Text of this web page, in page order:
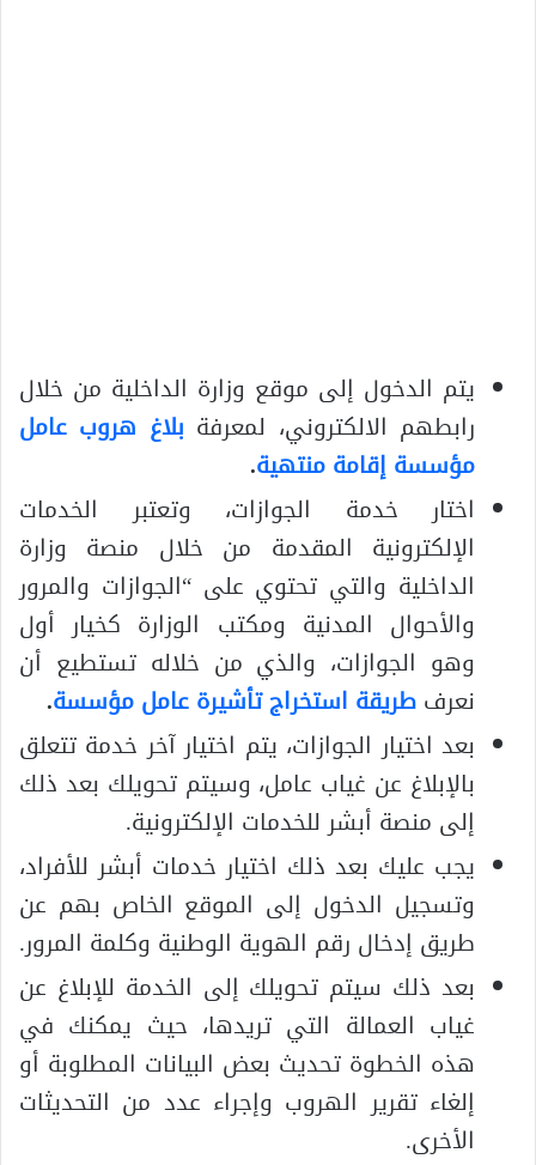
يتم الدخول إلى موقع وزارة الداخلية من خلال
رابطهم الالكتروني، لمعرفة بلاغ هروب عامل
مؤسسة إقامة منتهية.
اختار خدمة الجوازات، وتعتبر الخدمات
الإلكترونية المقدمة من خلال منصة وزارة
الداخلية والتي تحتوي على “الجوازات والمرور
والأحوال المدنية ومكتب الوزارة كخيار أول
وهو الجوازات، والذي من خلاله تستطيع أن
نعرفطريقة استخراج تأشيرة عامل مؤسسة.
بعد اختيار الجوازات، يتم اختيار آخر خدمة تتعلق
بالإبلاغ عن غياب عامل، وسيتم تحويلك بعد ذلك
إلى منصة أبشر للخدمات الإلكترونية.
يجب عليك بعد ذلك اختيار خدمات أبشر للأفراد،
وتسجيل الدخول إلى الموقع الخاص بهم عن
طريق إدخال رقم الهوية الوطنية وكلمة المرور.
بعد ذلك سيتم تحويلك إلى الخدمة للإبلاغ عن
غياب العمالة التي تريدها، حيث يمكنك في
هذه الخطوة تحديث بعض البيانات المطلوبة أو
إلغاء تقرير الهروب وإجراء عدد من التحديثات
الأخرى.